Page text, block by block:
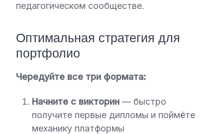
педагогическом сообществе.
Оптимальная стратегия для
портфолио
Чередуйте все три формата:
Начните с викторин — быстро
получите первые дипломы и поймёте
механику платформы